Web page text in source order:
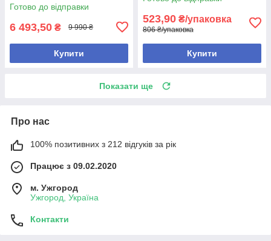
DIVA)
Готово до відправки
6 493,50 ₴ 9 990 ₴
Купити
523,90 ₴/упаковка
806 ₴/упаковка
Купити
Показати ще
Про нас
100% позитивних з 212 відгуків за рік
Працює з 09.02.2020
м. Ужгород
Ужгород, Україна
Контакти